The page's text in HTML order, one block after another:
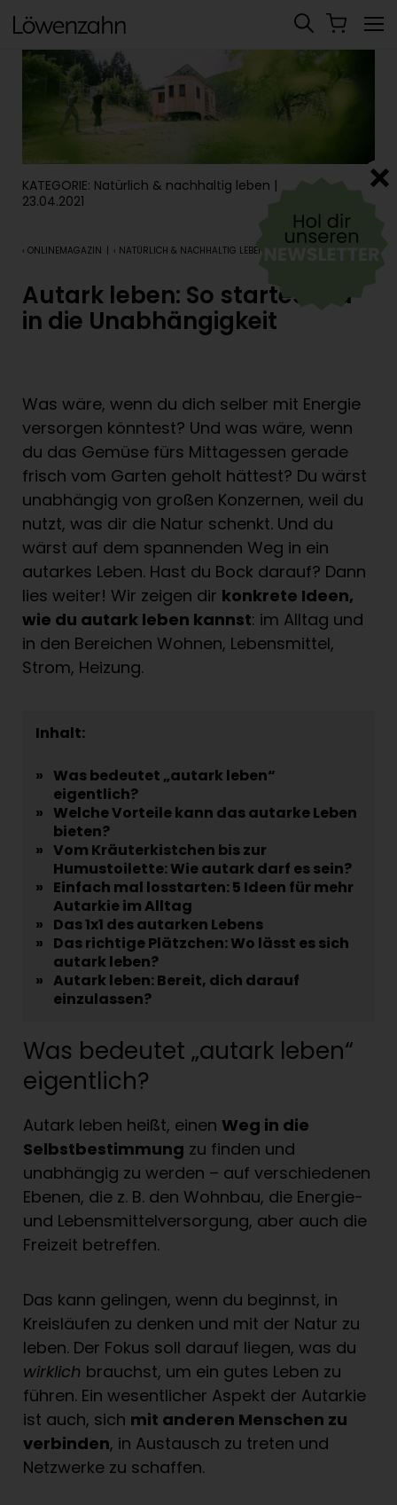
KATEGORIE: Natürlich & nachhaltig leben |
23.04.2021
‹ ONLINEMAGAZIN | ‹ NATÜRLICH & NACHHALTIG LEBEN
Autark leben: So startest du
in die Unabhängigkeit
Was wäre, wenn du dich selber mit Energie
versorgen könntest? Und was wäre, wenn
du das Gemüse fürs Mittagessen gerade
frisch vom Garten geholt hättest? Du wärst
unabhängig von großen Konzernen, weil du
nutzt, was dir die Natur schenkt. Und du
wärst auf dem spannenden Weg in ein
autarkes Leben. Hast du Bock darauf? Dann
lies weiter! Wir zeigen dir konkrete Ideen,
wie du autark leben kannst: im Alltag und
in den Bereichen Wohnen, Lebensmittel,
Strom, Heizung.
Inhalt:
» Was bedeutet „autark leben“
eigentlich?
» Welche Vorteile kann das autarke Leben
bieten?
» Vom Kräuterkistchen bis zur
Humustoilette: Wie autark darf es sein?
» Einfach mal losstarten: 5 Ideen für mehr
Autarkie im Alltag
» Das 1x1 des autarken Lebens
» Das richtige Plätzchen: Wo lässt es sich
autark leben?
» Autark leben: Bereit, dich darauf
einzulassen?
Was bedeutet „autark leben“
eigentlich?
Autark leben heißt, einen Weg in die
Selbstbestimmung zu finden und
unabhängig zu werden – auf verschiedenen
Ebenen, die z. B. den Wohnbau, die Energie-
und Lebensmittelversorgung, aber auch die
Freizeit betreffen.
Das kann gelingen, wenn du beginnst, in
Kreisläufen zu denken und mit der Natur zu
leben. Der Fokus soll darauf liegen, was du
wirklich brauchst, um ein gutes Leben zu
führen. Ein wesentlicher Aspekt der Autarkie
ist auch, sich mit anderen Menschen zu
verbinden, in Austausch zu treten und
Netzwerke zu schaffen.